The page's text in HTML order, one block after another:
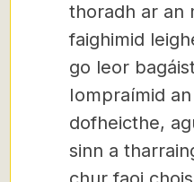
thoradh ar an
faighimid
go leor
Iompraímid
dofheicthe,
sinn a